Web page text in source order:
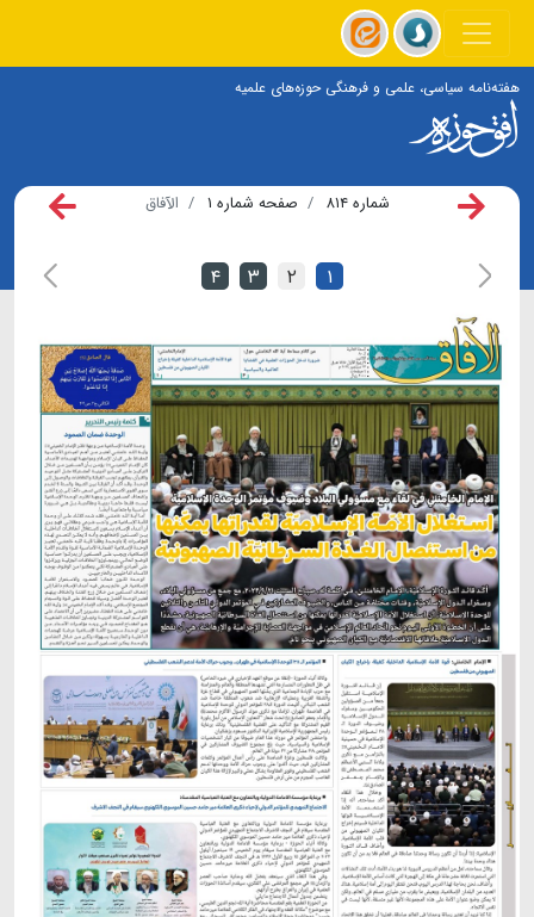
هفته‌نامه سیاسی، علمی و فرهنگی حوزه‌های علمیه
شماره ۸۱۴ صفحه شماره ۱ الآفاق
۱ ۲ ۳ ۴